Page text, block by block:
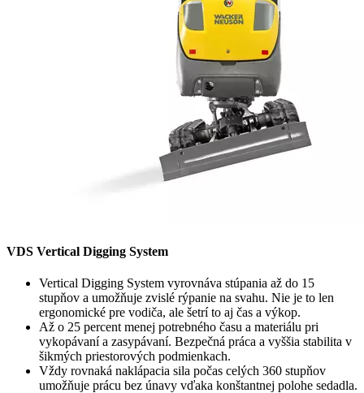
VDS Vertical Digging System
Vertical Digging System vyrovnáva stúpania až do 15
stupňov a umožňuje zvislé rýpanie na svahu. Nie je to len
ergonomické pre vodiča, ale šetrí to aj čas a výkop.
Až o 25 percent menej potrebného času a materiálu pri
vykopávaní a zasypávaní. Bezpečná práca a vyššia stabilita v
šikmých priestorových podmienkach.
Vždy rovnaká naklápacia sila počas celých 360 stupňov
umožňuje prácu bez únavy vďaka konštantnej polohe sedadla.